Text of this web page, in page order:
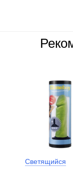
Светящийся